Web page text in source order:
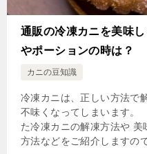
通販の冷凍カニを美味
やポーションの時は？
カニの豆知識
冷凍カニは、正しい方法で
不味くなってしまいます。
た冷凍カニの解凍方法や
方法などをご紹介しますの